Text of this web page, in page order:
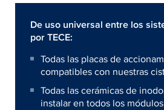
De uso universal entre los
por TECE:
Todas las placas de
compatibles con nuestras
Todas las cerámicas de
instalar en todos los